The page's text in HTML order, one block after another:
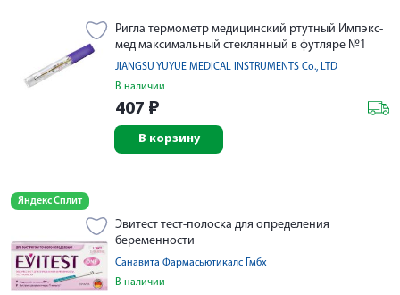
Ригла термометр медицинский ртутный Импэкс-
мед максимальный стеклянный в футляре №1
JIANGSU YUYUE MEDICAL INSTRUMENTS Co., LTD
В наличии
407 ₽
В корзину
Яндекс Сплит
Эвитест тест-полоска для определения
беременности
Санавита Фармасьютикалс Гмбх
В наличии